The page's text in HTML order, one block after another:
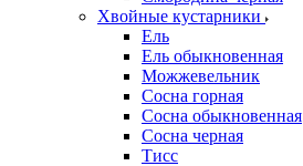
Хвойные кустарники
Ель
Ель обыкновенная
Можжевельник
Сосна горная
Сосна обыкновенная
Сосна черная
Тисс